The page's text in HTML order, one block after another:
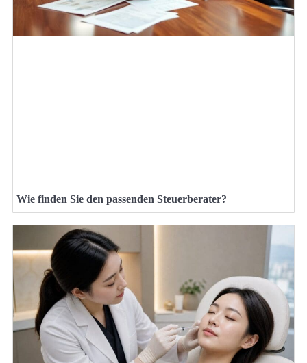
Wie finden Sie den passenden Steuerberater?